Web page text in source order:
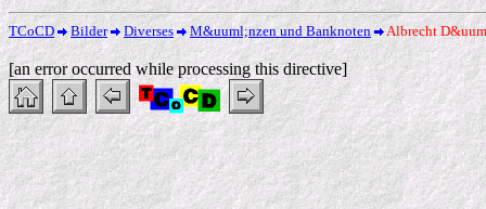
TCoCD Bilder Diverses M&uuml;nzen und Banknoten Albrecht
[an error occurred while processing this directive]